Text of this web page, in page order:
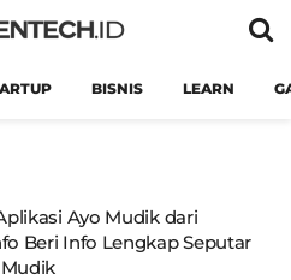
BISNIS LEARN
Ayo Mudik dari
Beri Info Lengkap Seputar